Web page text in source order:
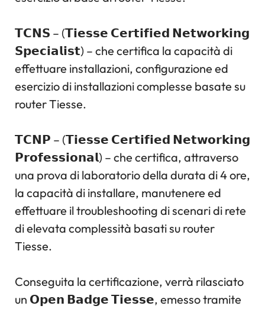
𝗧𝗖𝗡𝗦 – (𝗧𝗶𝗲𝘀𝘀𝗲 𝗖𝗲𝗿𝘁𝗶𝗳𝗶𝗲𝗱 𝗡𝗲𝘁𝘄𝗼𝗿𝗸𝗶𝗻𝗴
𝗦𝗽𝗲𝗰𝗶𝗮𝗹𝗶𝘀𝘁) – che certifica la capacità di
effettuare installazioni, configurazione ed
esercizio di installazioni complesse basate su
router Tiesse.
𝗧𝗖𝗡𝗣 – (𝗧𝗶𝗲𝘀𝘀𝗲 𝗖𝗲𝗿𝘁𝗶𝗳𝗶𝗲𝗱 𝗡𝗲𝘁𝘄𝗼𝗿𝗸𝗶𝗻𝗴
𝗣𝗿𝗼𝗳𝗲𝘀𝘀𝗶𝗼𝗻𝗮𝗹) – che certifica, attraverso
una prova di laboratorio della durata di 4 ore,
la capacità di installare, manutenere ed
effettuare il troubleshooting di scenari di rete
di elevata complessità basati su router
Tiesse.
Conseguita la certificazione, verrà rilasciato
un 𝗢𝗽𝗲𝗻 𝗕𝗮𝗱𝗴𝗲 𝗧𝗶𝗲𝘀𝘀𝗲, emesso tramite